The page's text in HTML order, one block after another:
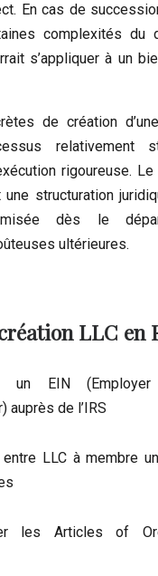
En cas de
complexités du
s’appliquer à un
de création
relativement
rigoureuse.
une structuration
dès le
ultérieures.
LLC en
un EIN (Employer
auprès de l’IRS
LLC à membre
les Articles of